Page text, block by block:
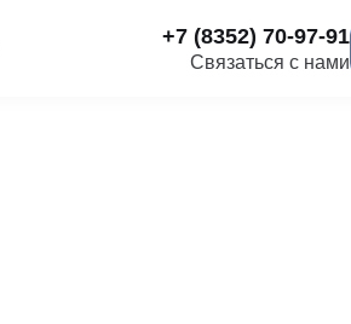
+7 (8352) 70-97-91
Связаться с нами